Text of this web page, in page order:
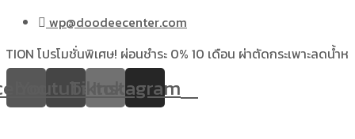
wp@doodeecenter.com
โปรโมชั่นพิเศษ! ผ่อนชำระ 0% 10 เดือน ผ่าตัดกระเพาะลดน้ำหนักส
Youtube Instagram